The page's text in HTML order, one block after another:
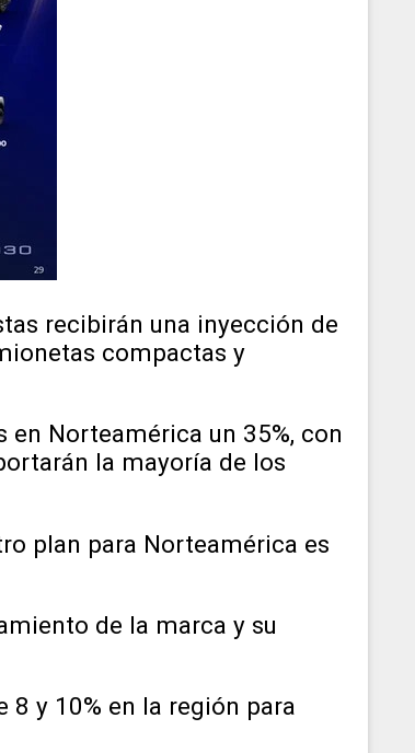
recibirán una inyección de
compactas y
Norteamérica un 35%, con
la mayoría de los
plan para Norteamérica es
de la marca y su
y 10% en la región para